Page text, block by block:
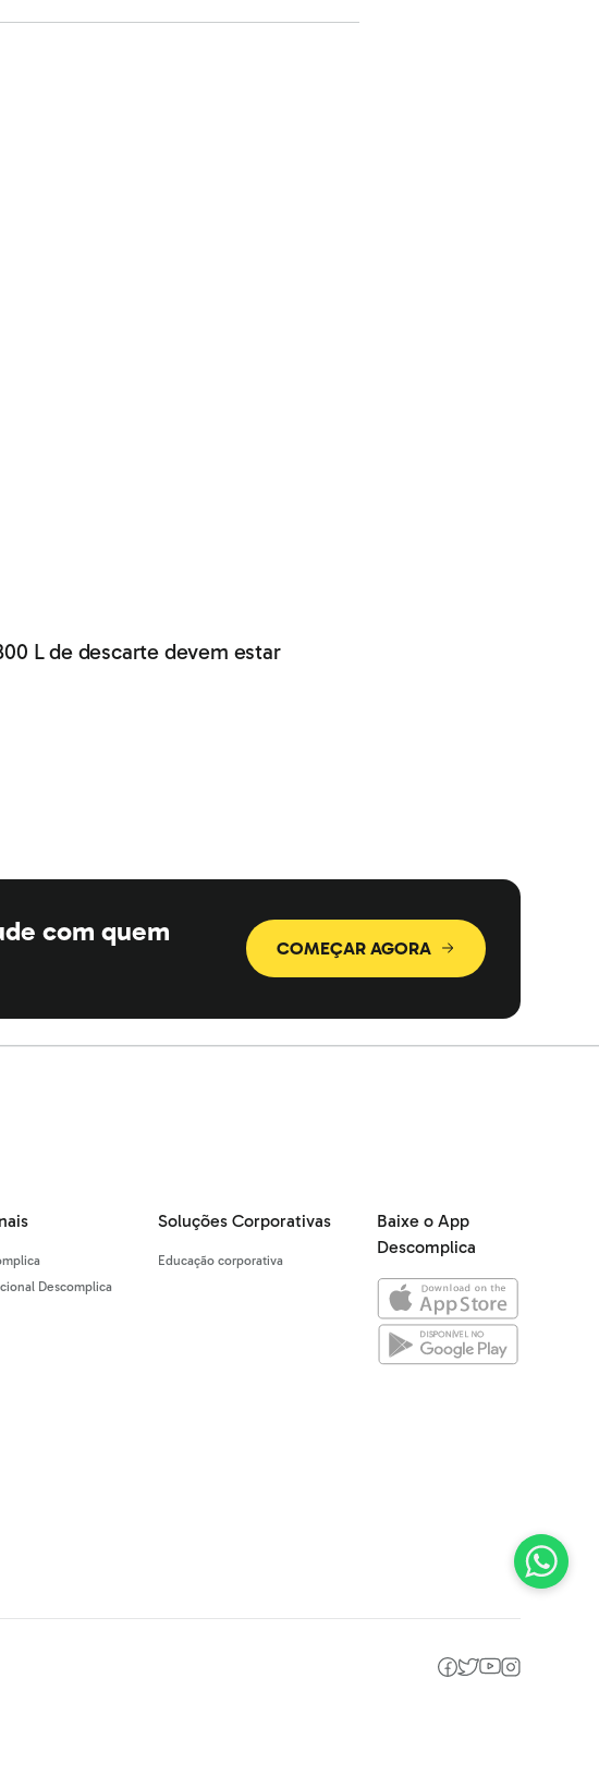
L de descarte devem estar
com quem
COMEÇAR AGORA
Descomplica
Soluções Corporativas
Educação corporativa
Baixe o App
Descomplica